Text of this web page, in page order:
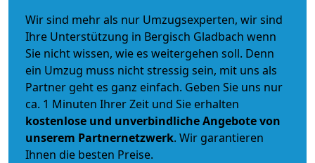
Wir sind mehr als nur Umzugsexperten, wir sind
Ihre Unterstützung in Bergisch Gladbach wenn
Sie nicht wissen, wie es weitergehen soll. Denn
ein Umzug muss nicht stressig sein, mit uns als
Partner geht es ganz einfach. Geben Sie uns nur
ca. 1 Minuten Ihrer Zeit und Sie erhalten
kostenlose und unverbindlicheAngebote von
unserem Partnernetzwerk. Wir garantieren
Ihnen die besten Preise.